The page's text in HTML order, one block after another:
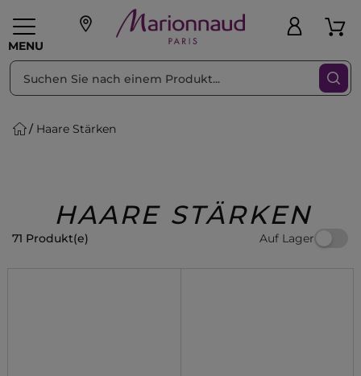
MENU
Geschenke
Accessoires
Haare Stärken
HAARE STÄRKEN
71 Produkt(e) Auf Lager
sortieren nach Filter